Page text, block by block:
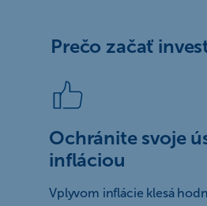
Prečo začať
Ochránite svoje
infláciou
Vplyvom inflácie klesá